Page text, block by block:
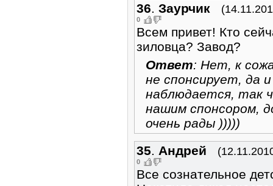
36. Заурчик
0
Всем привет! Кто
зиловца? Завод?
Ответ: Нет, к
не спонсирует, да
наблюдается, так
нашим спонсором,
очень рады )))))
35. Андрей
0
Все сознательное